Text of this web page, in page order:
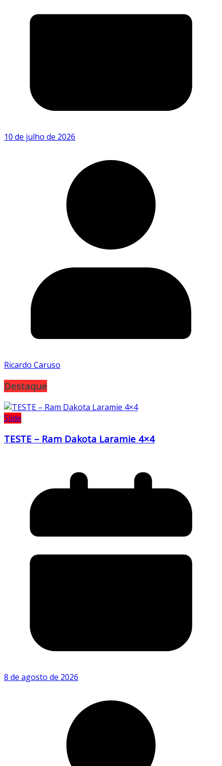
10 de julho de 2026
Ricardo Caruso
Destaque
Slide
TESTE – Ram Dakota Laramie 4×4
8 de agosto de 2026